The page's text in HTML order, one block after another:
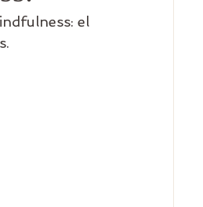
el